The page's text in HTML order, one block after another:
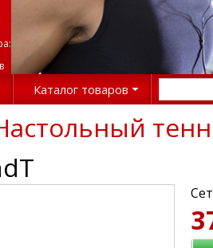
Каталог товаров